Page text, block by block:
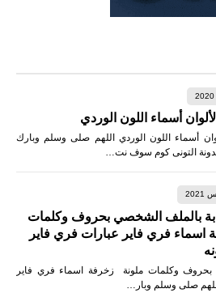
أسماء اللون الوردي
أسماء اللون الوردي اللهم صلى وسلم وبارك
التونى كوم سوف نت…
بالملف الشخصي بحروف وكلمات
اسماء فري فاير عبارات فري فاير
بحروف وكلمات ملونة زخرفة اسماء فري فاير
صلى وسلم وبار…